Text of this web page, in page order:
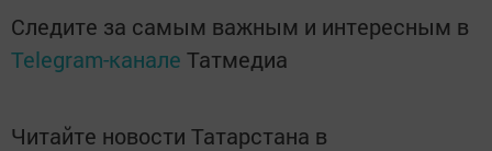
Следите за самым важным и интересным в
Telegram-канале Татмедиа
Читайте новости Татарстана в